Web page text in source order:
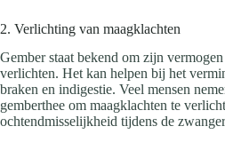
2. Verlichting van maagklachten
Gember staat bekend om zijn
verlichten. Het kan helpen bij het
braken en indigestie. Veel mensen
gemberthee om maagklachten te
ochtendmisselijkheid tijdens de